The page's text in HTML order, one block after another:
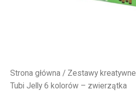
Strona główna / Zestawy kreatywne
Tubi Jelly 6 kolorów – zwierzątka